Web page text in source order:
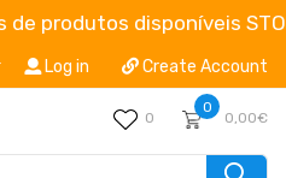
produtos disponíveis
Log in Create Account
0
0
0,00€